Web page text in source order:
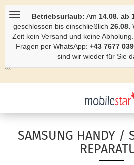
Betriebsurlaub: Am 14.08. ab
geschlossen bis einschließlich 26.08.
Zeit kein Versand und keine
Fragen per WhatsApp: +43 7677
sind wir wieder für Sie
```
SAMSUNG HANDY /